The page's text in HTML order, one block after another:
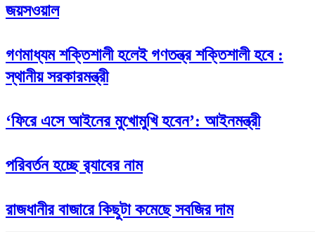
জয়সওয়াল
গণমাধ্যম শক্তিশালী হলেই গণতন্ত্র শক্তিশালী হবে :
স্থানীয় সরকারমন্ত্রী
‘ফিরে এসে আইনের মুখোমুখি হবেন’: আইনমন্ত্রী
পরিবর্তন হচ্ছে র‌্যাবের নাম
রাজধানীর বাজারে কিছুটা কমেছে সবজির দাম